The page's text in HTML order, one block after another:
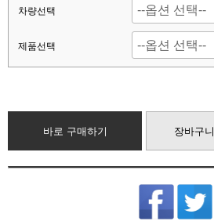
차량선택
제품선택
바로 구매하기 장바구니